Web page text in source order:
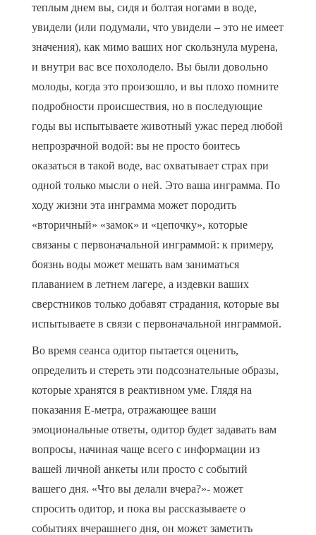
теплым днем вы, сидя и болтая ногами в воде,
увидели (или подумали, что увидели – это не имеет
значения), как мимо ваших ног скользнула мурена,
и внутри вас все похолодело. Вы были довольно
молоды, когда это произошло, и вы плохо помните
подробности происшествия, но в последующие
годы вы испытываете животный ужас перед любой
непрозрачной водой: вы не просто боитесь
оказаться в такой воде, вас охватывает страх при
одной только мысли о ней. Это ваша инграмма. По
ходу жизни эта инграмма может породить
«вторичный» «замок» и «цепочку», которые
связаны с первоначальной инграммой: к примеру,
боязнь воды может мешать вам заниматься
плаванием в летнем лагере, а издевки ваших
сверстников только добавят страдания, которые вы
испытываете в связи с первоначальной инграммой.
Во время сеанса одитор пытается оценить,
определить и стереть эти подсознательные образы,
которые хранятся в реактивном уме. Глядя на
показания Е-метра, отражающее ваши
эмоциональные ответы, одитор будет задавать вам
вопросы, начиная чаще всего с информации из
вашей личной анкеты или просто с событий
вашего дня. «Что вы делали вчера?»- может
спросить одитор, и пока вы рассказываете о
событиях вчерашнего дня, он может заметить